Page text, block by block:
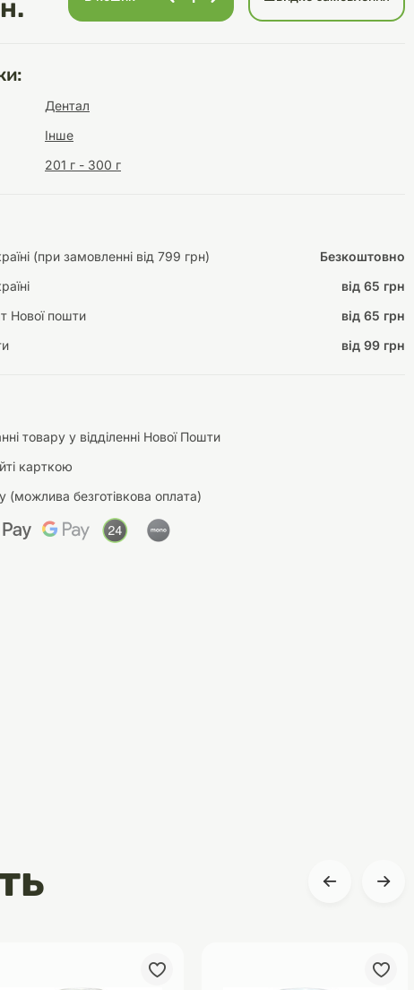
догляду
Автоаксесуари
Освітлення
Декорації
Дентал
Інше
201 г - 300 г
(при замовленні від 799 грн)
Безкоштовно
від 65 грн
Нової пошти
від 65 грн
від 99 грн
товару у відділенні Нової Пошти
карткою
(можлива безготівкова оплата)